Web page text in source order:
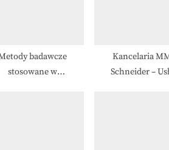
badawcze
stosowane w
Kancelaria
Schneider –